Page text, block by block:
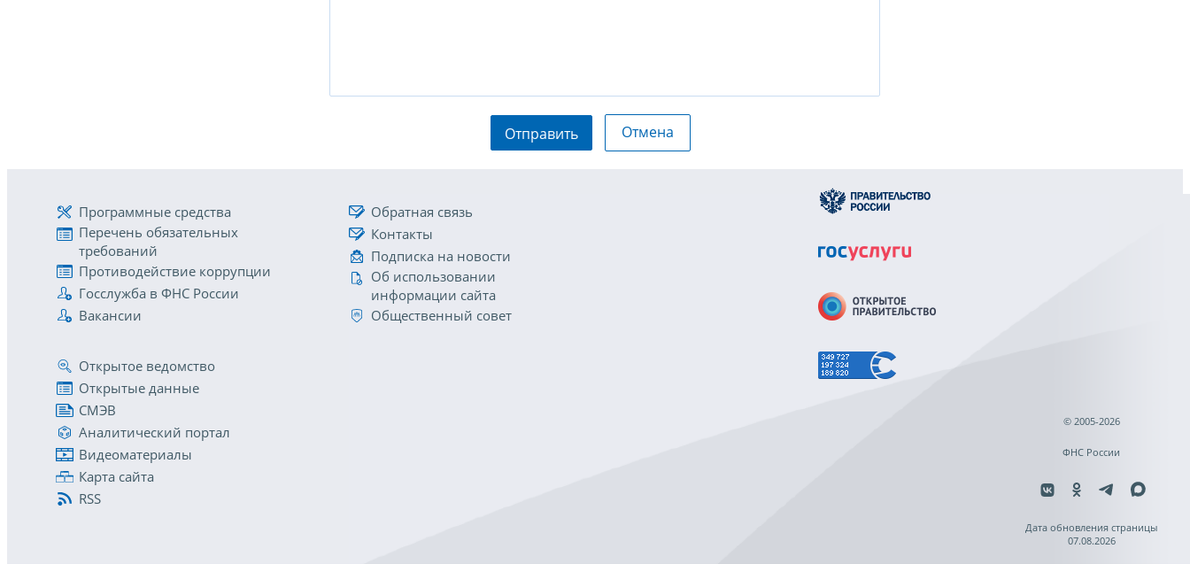
Отправить Отмена
Программные средства
Перечень обязательных
требований
Противодействие коррупции
Госслужба в ФНС России
Вакансии
Обратная связь
Контакты
Подписка на новости
Об использовании
информации сайта
Общественный совет
Открытое ведомство
Открытые данные
СМЭВ
Аналитический портал
Видеоматериалы
Карта сайта
RSS
© 2005-2026
ФНС России
Дата обновления страницы
07.08.2026